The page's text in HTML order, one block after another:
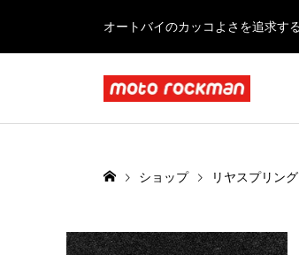
オートバイのカッコよさを追求す
ショップ リヤスプリン